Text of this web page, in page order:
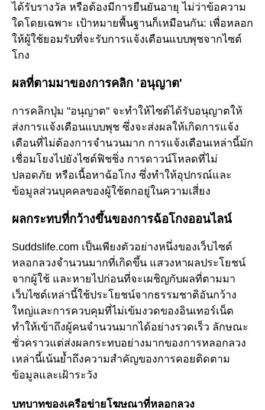
ได้รับรางวัล หรือต้องมีการยืนยันอายุ ไม่ว่าข้อความ
ใดโดยเฉพาะ เป้าหมายพื้นฐานก็เหมือนกัน: เพื่อหลอก
ให้ผู้ใช้ยอมรับที่จะรับการแจ้งเตือนแบบพุชจากไซต์
โกง
ผลที่ตามมาของการคลิก 'อนุญาต'
การคลิกปุ่ม "อนุญาต" จะทำให้ไซต์ได้รับอนุญาตให้
ส่งการแจ้งเตือนแบบพุช ซึ่งจะส่งผลให้เกิดการแจ้ง
เตือนที่ไม่ต้องการจำนวนมาก การแจ้งเตือนเหล่านี้มัก
เชื่อมโยงไปยังไซต์ฟิชชิ่ง การดาวน์โหลดที่ไม่
ปลอดภัย หรือเนื้อหาฉ้อโกง ซึ่งทำให้อุปกรณ์และ
ข้อมูลส่วนบุคคลของผู้ใช้ตกอยู่ในความเสี่ยง
ผลกระทบที่กว้างขึ้นของการฉ้อโกงออนไลน์
Suddslife.com เป็นเพียงตัวอย่างหนึ่งของเว็บไซต์
หลอกลวงจำนวนมากที่เกิดขึ้น แสวงหาผลประโยชน์
จากผู้ใช้ และหายไปก่อนที่จะเผชิญกับผลที่ตามมา
เว็บไซต์เหล่านี้ใช้ประโยชน์จากธรรมชาติอันกว้าง
ใหญ่และการควบคุมที่ไม่เข้มงวดของอินเทอร์เน็ต
ทำให้เข้าถึงผู้คนจำนวนมากได้อย่างรวดเร็ว ลักษณะ
ชั่วคราวแต่ส่งผลกระทบอย่างมากของการหลอกลวง
เหล่านี้เน้นย้ำถึงความสำคัญของการคอยติดตาม
ข้อมูลและเฝ้าระวัง
บทบาทของเครือข่ายโฆษณาที่หลอกลวง